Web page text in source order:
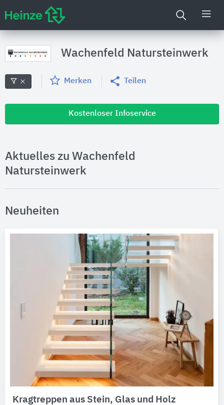
Wachenfeld Natursteinwerk
Merken Teilen
Kostenloser Infoservice
Aktuelles zu Wachenfeld
Natursteinwerk
Neuheiten
Kragtreppen aus Stein, Glas und Holz